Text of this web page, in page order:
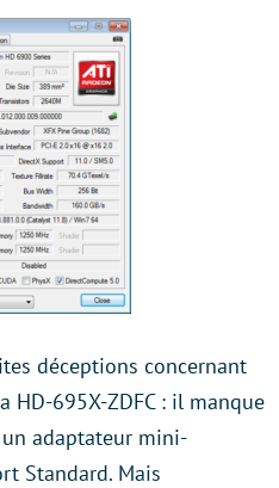
déceptions concernant
HD-695X-ZDFC : il manque
adaptateur mini-
Standard. Mais